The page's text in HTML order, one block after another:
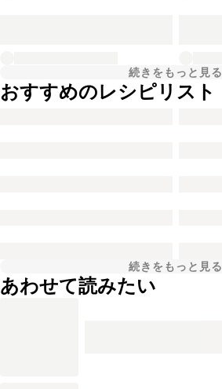
続きをもっと見る
おすすめのレシピリスト
続きをもっと見る
あわせて読みたい